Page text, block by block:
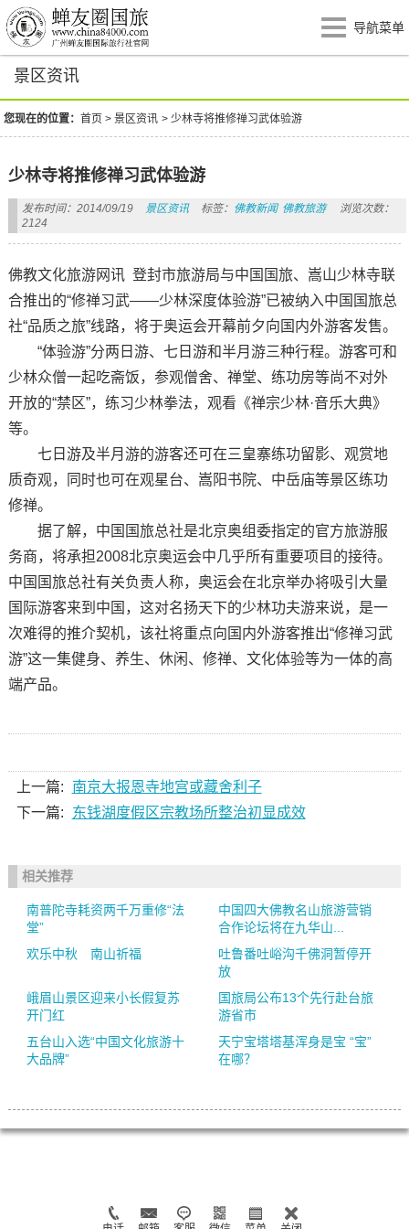
导航菜单
景区资讯
您现在的位置：首页 >景区资讯 >少林寺将推修禅习武体验游
少林寺将推修禅习武体验游
发布时间：2014/09/19 景区资讯 标签： 佛教新闻 佛教旅游
浏览次数：
2124
佛教文化旅游网讯 登封市旅游局与中国国旅、嵩山少林寺联
合推出的“修禅习武——少林深度体验游”已被纳入中国国旅总
社“品质之旅”线路，将于奥运会开幕前夕向国内外游客发售。
“体验游”分两日游、七日游和半月游三种行程。游客可和
少林众僧一起吃斋饭，参观僧舍、禅堂、练功房等尚不对外
开放的“禁区”，练习少林拳法，观看《禅宗少林·音乐大典》
等。
七日游及半月游的游客还可在三皇寨练功留影、观赏地
质奇观，同时也可在观星台、嵩阳书院、中岳庙等景区练功
修禅。
据了解，中国国旅总社是北京奥组委指定的官方旅游服
务商，将承担2008北京奥运会中几乎所有重要项目的接待。
中国国旅总社有关负责人称，奥运会在北京举办将吸引大量
国际游客来到中国，这对名扬天下的少林功夫游来说，是一
次难得的推介契机，该社将重点向国内外游客推出“修禅习武
游”这一集健身、养生、休闲、修禅、文化体验等为一体的高
端产品。
上一篇:
南京大报恩寺地宫或藏舍利子
下一篇:
东钱湖度假区宗教场所整治初显成效
相关推荐
南普陀寺耗资两千万重修“法
堂”
中国四大佛教名山旅游营销
合作论坛将在九华山...
欢乐中秋 南山祈福
吐鲁番吐峪沟千佛洞暂停开
放
峨眉山景区迎来小长假复苏
开门红
国旅局公布13个先行赴台旅
游省市
五台山入选“中国文化旅游十
大品牌”
天宁宝塔塔基浑身是宝 “宝”
在哪？